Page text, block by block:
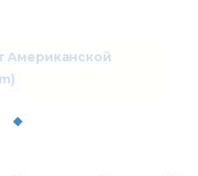
Американской